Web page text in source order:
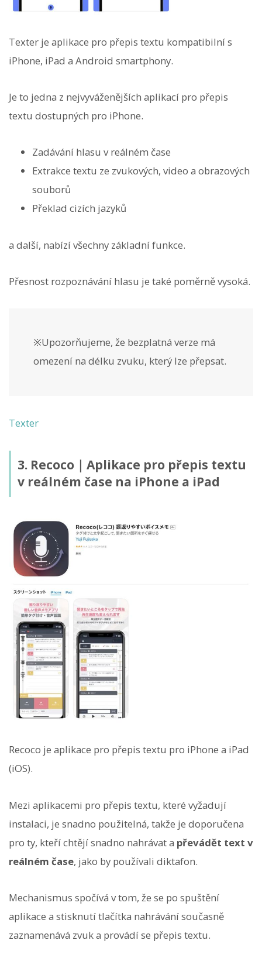
Texter je aplikace pro přepis textu kompatibilní s
iPhone, iPad a Android smartphony.
Je to jedna z nejvyváženějších aplikací pro přepis
textu dostupných pro iPhone.
Zadávání hlasu v reálném čase
Extrakce textu ze zvukových, video a obrazových
souborů
Překlad cizích jazyků
a další, nabízí všechny základní funkce.
Přesnost rozpoznávání hlasu je také poměrně vysoká.
※Upozorňujeme, že bezplatná verze má
omezení na délku zvuku, který lze přepsat.
Texter
3. Recoco｜Aplikace pro přepis textu
v reálném čase na iPhone a iPad
Recoco je aplikace pro přepis textu pro iPhone a iPad
(iOS).
Mezi aplikacemi pro přepis textu, které vyžadují
instalaci, je snadno použitelná, takže je doporučena
pro ty, kteří chtějí snadno nahrávat a převádět text v
reálném čase, jako by používali diktafon.
Mechanismus spočívá v tom, že se po spuštění
aplikace a stisknutí tlačítka nahrávání současně
zaznamenává zvuk a provádí se přepis textu.